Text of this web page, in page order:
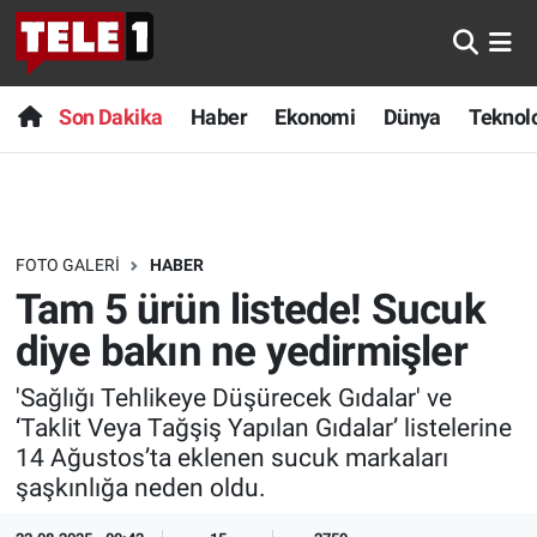
Son Dakika Haber Ekonomi Dünya
FOTO GALERI HABER
Tam 5 ürün listede! Sucuk
diye bakın ne yedirmişler
'Sağlığı Tehlikeye Düşürecek Gıdalar' ve
‘Taklit Veya Tağşiş Yapılan Gıdalar’ listelerine
14 Ağustos’ta eklenen sucuk markaları
şaşkınlığa neden oldu.
Anında Manşet
Başka Sohbetler
Bilim turu
Bilim ve Teknoloji Evreni
Doğa Konuşuyor
Dünya
Son Dakika
Haber
Dünya
Teknoloji
Sağlık
Spor
Nöbetçi Eczaneler
Hava Durumu
Trafik Durumu
Süper Lig Puan Durumu ve Fikstür
Tüm Manşetler
Son Dakika Haberleri